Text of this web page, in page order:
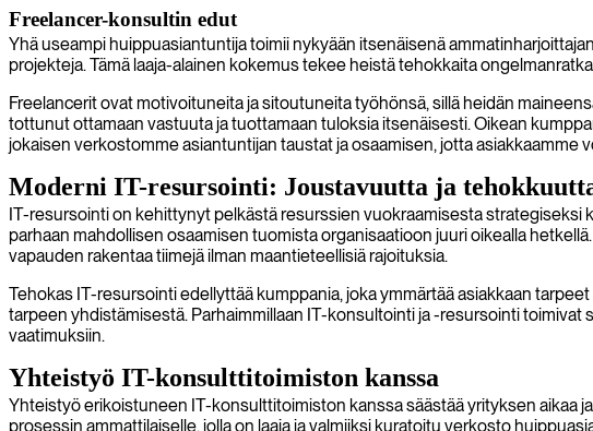
Freelancer-konsultin edut
Yhä useampi huippuasiantuntija toimii nykyään itsenäisenä
projekteja. Tämä laaja-alainen kokemus tekee heistä tehokkaita
Freelancerit ovat motivoituneita ja sitoutuneita työhönsä, sillä heidän
tottunut ottamaan vastuuta ja tuottamaan tuloksia itsenäisesti. Oikean
jokaisen verkostomme asiantuntijan taustat ja osaamisen, jotta asiakkaamme
Moderni IT-resursointi: Joustavuutta ja
IT-resursointi on kehittynyt pelkästä resurssien vuokraamisesta strategiseksi
parhaan mahdollisen osaamisen tuomista organisaatioon juuri oikealla
vapauden rakentaa tiimejä ilman maantieteellisiä rajoituksia.
Tehokas IT-resursointi edellyttää kumppania, joka ymmärtää asiakkaan
tarpeen yhdistämisestä. Parhaimmillaan IT-konsultointi ja -resursointi
vaatimuksiin.
Yhteistyö IT-konsulttitoimiston kanssa
Yhteistyö erikoistuneen IT-konsulttitoimiston kanssa säästää yrityksen aikaa
prosessin ammattilaiselle, jolla on laaja ja valmiiksi kuratoitu verkosto